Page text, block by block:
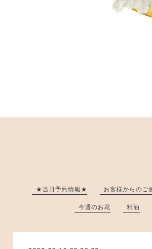
★当日予約情報★ お客様からのご
今週のお花 精油